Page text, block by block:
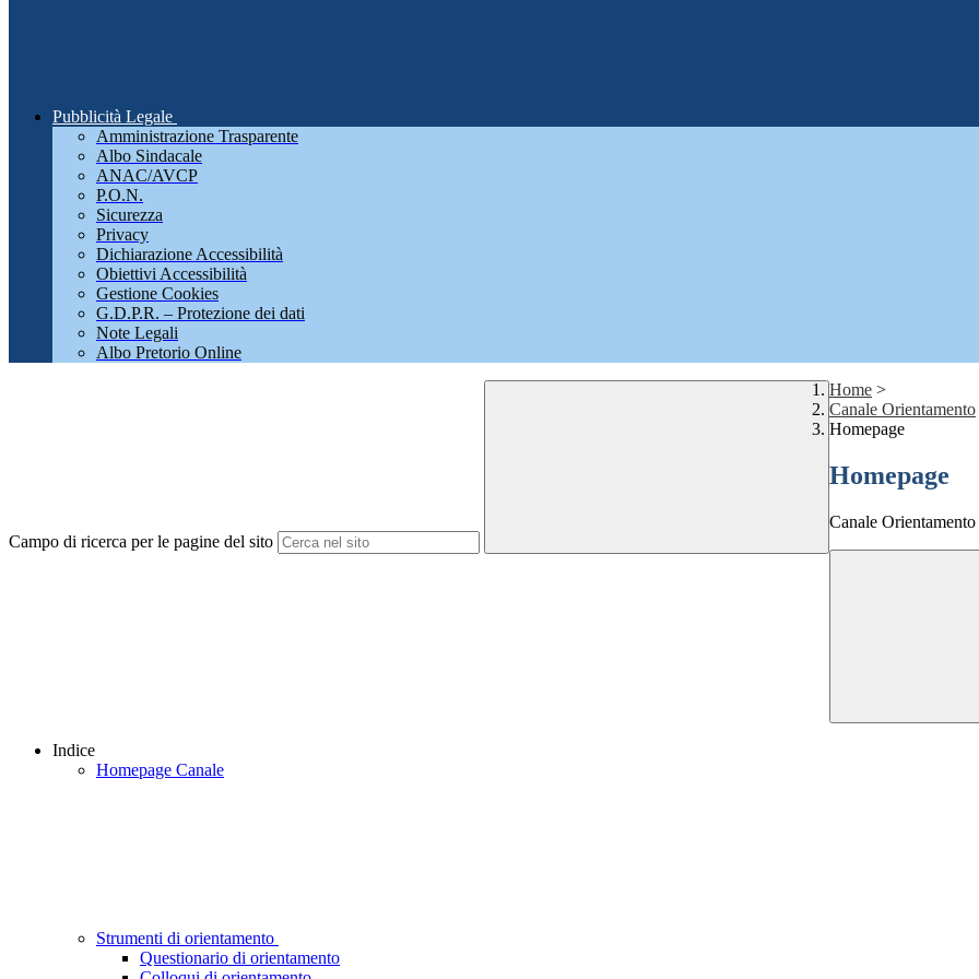
Pubblicità Legale
Amministrazione Trasparente
Albo Sindacale
ANAC/AVCP
P.O.N.
Sicurezza
Privacy
Dichiarazione Accessibilità
Obiettivi Accessibilità
Gestione Cookies
G.D.P.R. – Protezione dei dati
Note Legali
Albo Pretorio Online
Campo di ricerca per le pagine del sito
Home >
Canale Orientamento
Homepage
Homepage
Canale Orientamento
Indice
Homepage Canale
Strumenti di orientamento
Questionario di orientamento